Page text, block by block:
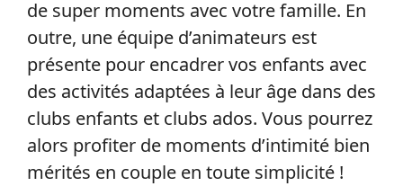
de super moments avec votre famille. En
outre, une équipe d’animateurs est
présente pour encadrer vos enfants avec
des activités adaptées à leur âge dans des
clubs enfants et clubs ados. Vous pourrez
alors profiter de moments d’intimité bien
mérités en couple en toute simplicité !